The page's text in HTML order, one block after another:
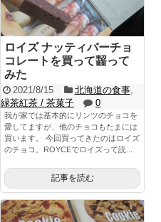
ロイズ ナッティバーチョ
コレートを買って齧って
みた
2021/8/15 北海道の食事,
緑茶紅茶 / 茶菓子
0
我が家では基本的にリンツのチョコを
愛してますが、他のチョコもたまには
買います。 今回買ってきたのはロイズ
のチョコ。ROYCEでロイズって読...
記事を読む